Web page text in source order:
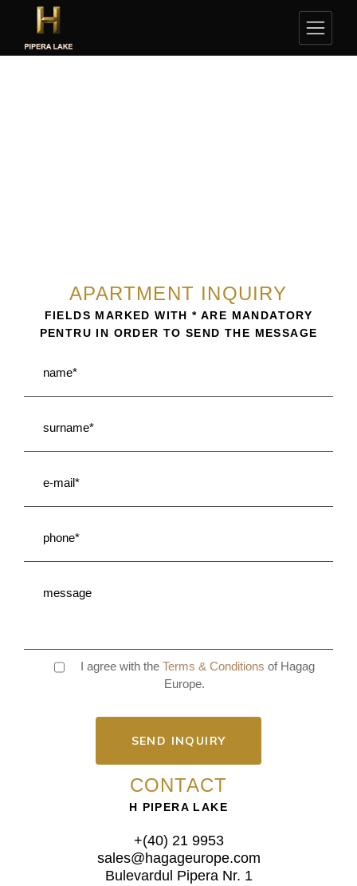
APARTMENT INQUIRY
FIELDS MARKED WITH * ARE MANDATORY
PENTRU IN ORDER TO SEND THE MESSAGE
I agree with theTerms & Conditions of Hagag
Europe.
SEND INQUIRY
CONTACT
H PIPERA LAKE
+(40) 21 9953
sales@hagageurope.com
Bulevardul Pipera Nr. 1